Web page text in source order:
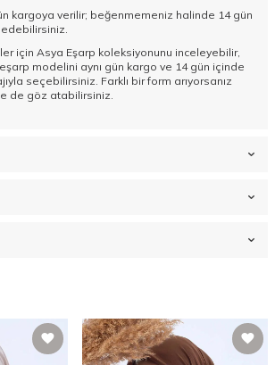
kargoya verilir; beğenmemeniz halinde 14 gün
için Asya Eşarp koleksiyonunu inceleyebilir,
modelini aynı gün kargo ve 14 gün içinde
seçebilirsiniz. Farklı bir form arıyorsanız
de göz atabilirsiniz.